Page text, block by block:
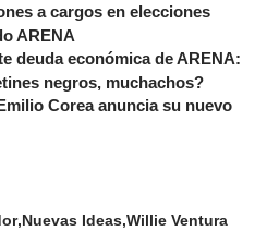
a cargos en elecciones
ARENA
deuda económica de ARENA:
negros, muchachos?
Corea anuncia su nuevo
Nuevas Ideas Willie Ventura